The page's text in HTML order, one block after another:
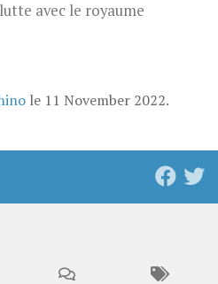
avec le royaume
le 11 November 2022.